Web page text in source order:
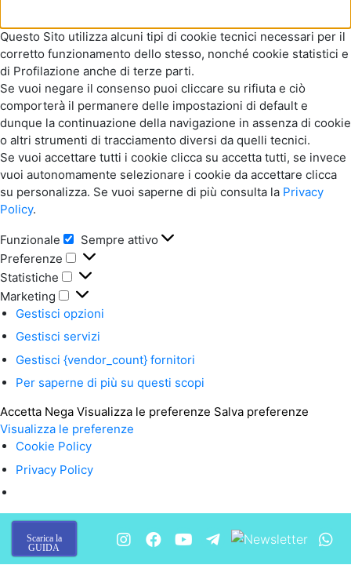
Questo Sito utilizza alcuni tipi di cookie tecnici necessari per il
corretto funzionamento dello stesso, nonché cookie statistici e
di Profilazione anche di terze parti.
Se vuoi negare il consenso puoi cliccare su rifiuta e ciò
comporterà il permanere delle impostazioni di default e
dunque la continuazione della navigazione in assenza di cookie
o altri strumenti di tracciamento diversi da quelli tecnici.
Se vuoi accettare tutti i cookie clicca su accetta tutti, se invece
vuoi autonomamente selezionare i cookie da accettare clicca
su personalizza. Se vuoi saperne di più consulta la Privacy
Policy.
Funzionale Funzionale
Sempre attivo
Preferenze
Preferenze
Statistiche
Statistiche
Marketing
Marketing
Gestisci opzioni
Gestisci servizi
Gestisci {vendor_count} fornitori
Per saperne di più su questi scopi
Accetta Nega Visualizza le preferenze Salva preferenze
Visualizza le preferenze
Cookie Policy
Privacy Policy
Scarica la
GUIDA